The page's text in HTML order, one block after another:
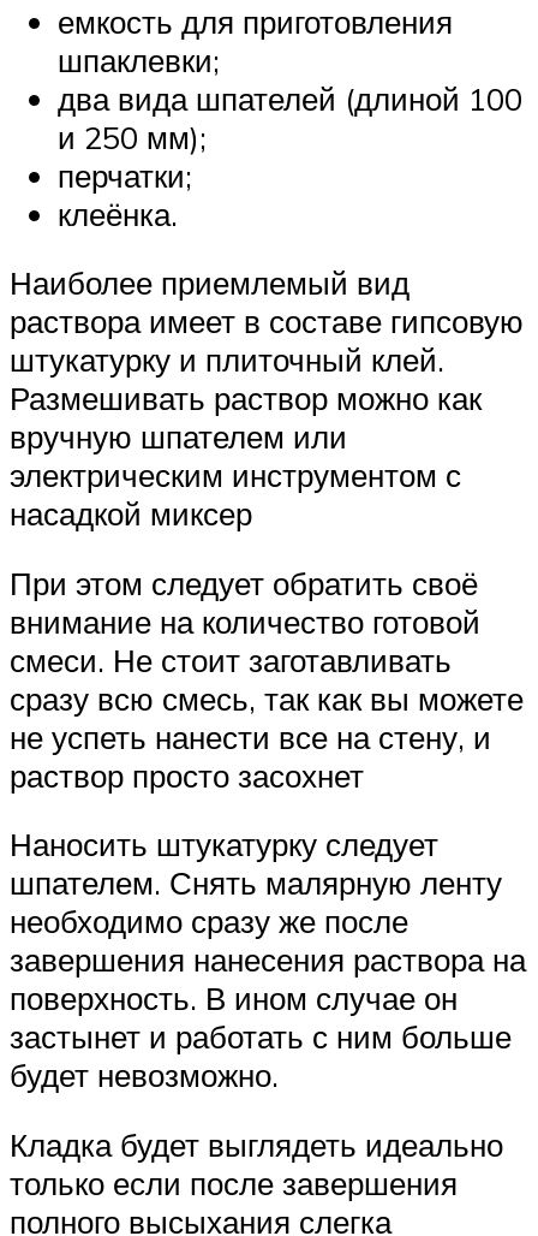
емкость для приготовления
шпаклевки;
два вида шпателей (длиной 100
и 250 мм);
перчатки;
клеёнка.
Наиболее приемлемый вид
раствора имеет в составе гипсовую
штукатурку и плиточный клей.
Размешивать раствор можно как
вручную шпателем или
электрическим инструментом с
насадкой миксер
При этом следует обратить своё
внимание на количество готовой
смеси. Не стоит заготавливать
сразу всю смесь, так как вы можете
не успеть нанести все на стену, и
раствор просто засохнет
Наносить штукатурку следует
шпателем. Снять малярную ленту
необходимо сразу же после
завершения нанесения раствора на
поверхность. В ином случае он
застынет и работать с ним больше
будет невозможно.
Кладка будет выглядеть идеально
только если после завершения
полного высыхания слегка